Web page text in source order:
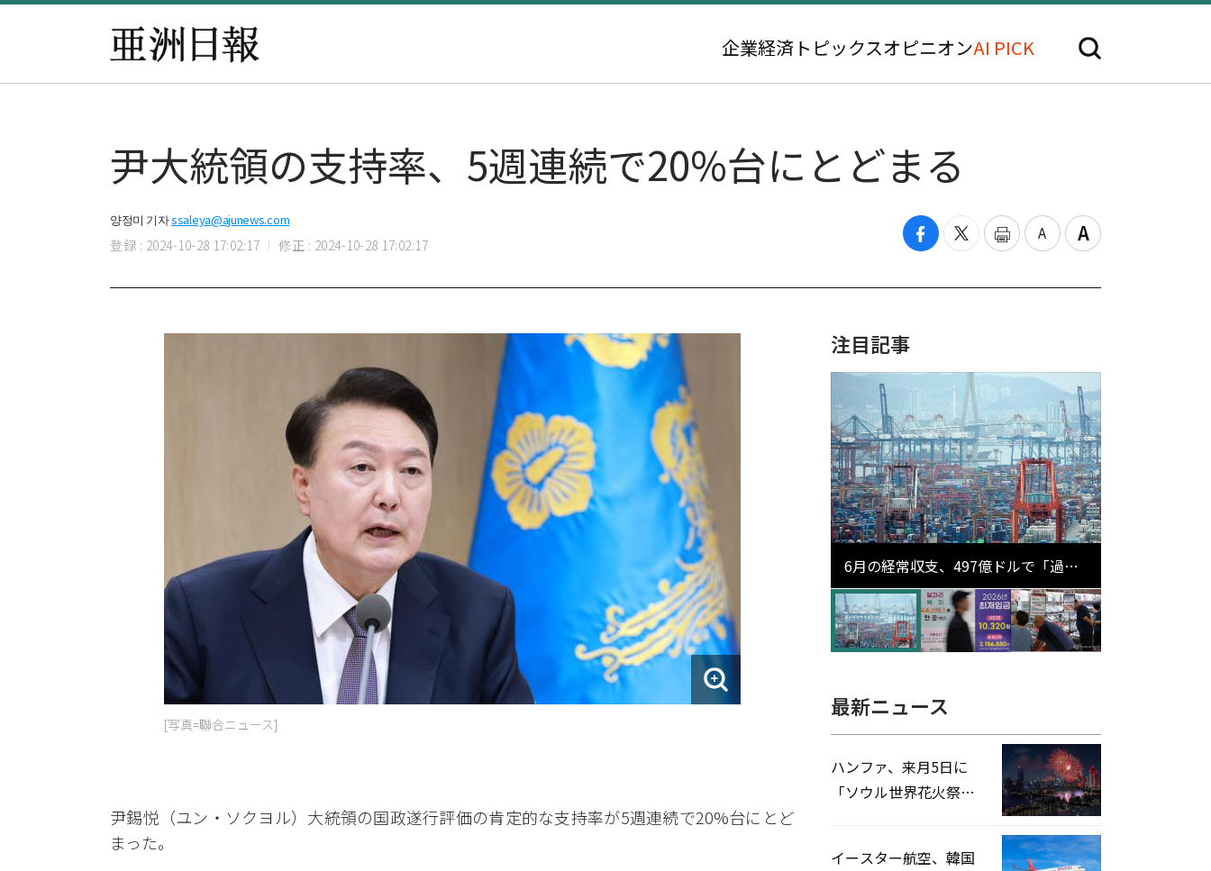
企業経済 トピックスオピニオンAI PICK
尹大統領の支持率、5週連続で20%台にとどまる
양정미 기자ssaleya@ajunews.com
登録 : 2024-10-28 17:02:17 修正 : 2024-10-28 17:02:17
[写真=聯合ニュース]
尹錫悦（ユン・ソクヨル）大統領の国政遂行評価の肯定的な支持率が5週連続で20%台にとど
まった。
注目記事
6月の経常収支、497億ドルで「過去
最大」…輸出が初の1000億ドル突破
最新ニュース
ハンファ、来月5日に
「ソウル世界花火祭り
イースター航空、韓国